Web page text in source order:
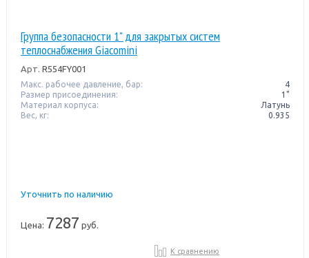
Группа безопасности 1" для закрытых систем
теплоснабжения Giacomini
Арт. R554FY001
Макс. рабочее давление, бар:
4
Размер присоединения:
1"
Материал корпуса:
Латунь
Вес, кг:
0.935
Уточнить по наличию
Цена: 7287 руб.
К сравнению